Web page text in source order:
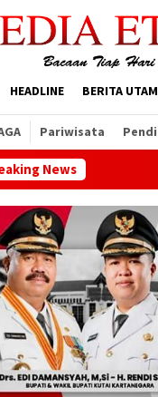
HEADLINE BERITA
Pariwisata
News